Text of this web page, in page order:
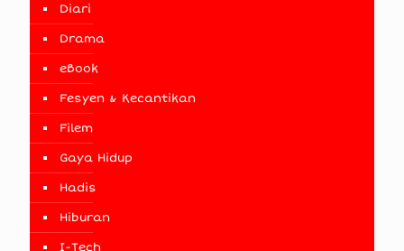
Diari
Drama
eBook
Fesyen & Kecantikan
Filem
Gaya Hidup
Hadis
Hiburan
I-Tech